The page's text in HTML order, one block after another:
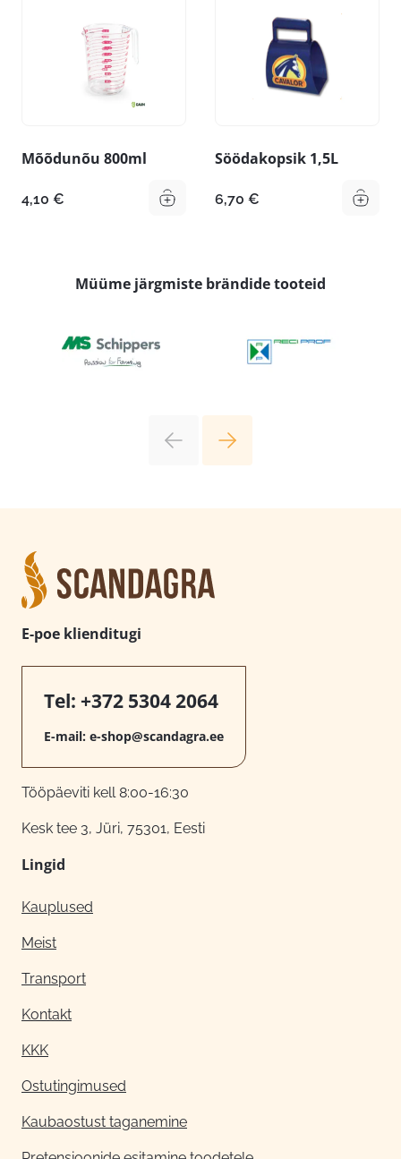
Mõõdunõu 800ml
4,10 €
Söödakopsik 1,5L
6,70 €
Müüme järgmiste brändide tooteid
E-poe klienditugi
Tel: +372 5304 2064
E-mail: e-shop@scandagra.ee
Tööpäeviti kell 8:00-16:30
Kesk tee 3, Jüri, 75301, Eesti
Lingid
Kauplused
Meist
Transport
Kontakt
KKK
Ostutingimused
Kaubaostust taganemine